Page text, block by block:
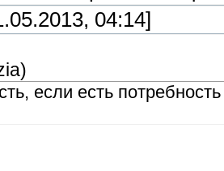
04:14]
)
если есть